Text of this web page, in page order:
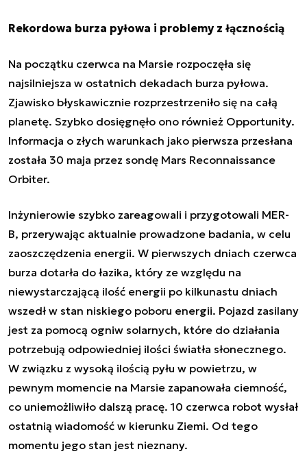
Rekordowa burza pyłowa i problemy z łącznością
Na początku czerwca na Marsie rozpoczęła się
najsilniejsza w ostatnich dekadach burza pyłowa.
Zjawisko błyskawicznie rozprzestrzeniło się na całą
planetę. Szybko dosięgnęło ono również Opportunity.
Informacja o złych warunkach jako pierwsza przesłana
została 30 maja przez sondę Mars Reconnaissance
Orbiter.
Inżynierowie szybko zareagowali i przygotowali MER-
B, przerywając aktualnie prowadzone badania, w celu
zaoszczędzenia energii. W pierwszych dniach czerwca
burza dotarła do łazika, który ze względu na
niewystarczającą ilość energii po kilkunastu dniach
wszedł w stan niskiego poboru energii. Pojazd zasilany
jest za pomocą ogniw solarnych, które do działania
potrzebują odpowiedniej ilości światła słonecznego.
W związku z wysoką ilością pyłu w powietrzu, w
pewnym momencie na Marsie zapanowała ciemność,
co uniemożliwiło dalszą pracę. 10 czerwca robot wysłał
ostatnią wiadomość w kierunku Ziemi. Od tego
momentu jego stan jest nieznany.